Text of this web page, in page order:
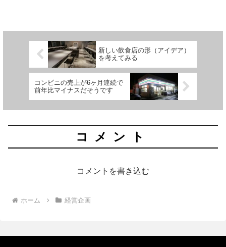
新しい飲食店の形（アイデア）
を考えてみる
コンビニの売上が6ヶ月連続で
前年比マイナスだそうです
コメント
コメントを書き込む
ホーム 経営企画